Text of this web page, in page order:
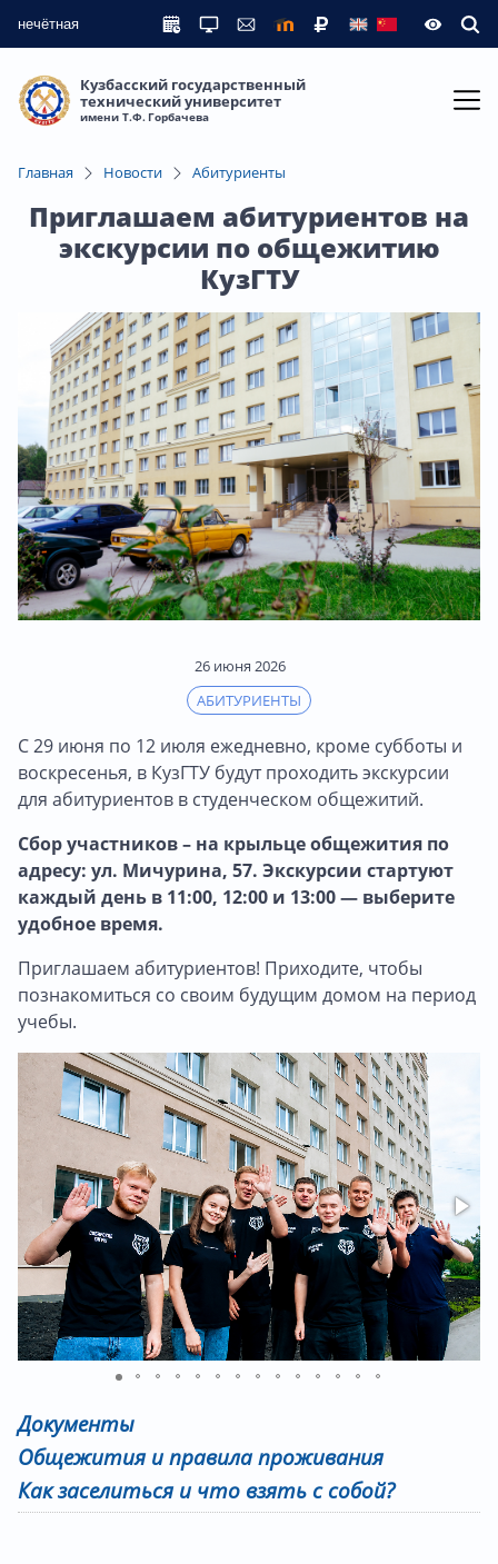
нечётная
Кузбасский государственный
технический университет
имени Т.Ф. Горбачева
Главная Новости Абитуриенты
Приглашаем абитуриентов на
экскурсии по общежитию
КузГТУ
26 июня 2026
АБИТУРИЕНТЫ
С 29 июня по 12 июля ежедневно, кроме субботы и
воскресенья, в КузГТУ будут проходить экскурсии
для абитуриентов в студенческом общежитий.
Сбор участников – на крыльце общежития по
адресу: ул. Мичурина, 57. Экскурсии стартуют
каждый день в 11:00, 12:00 и 13:00 — выберите
удобное время.
Приглашаем абитуриентов! Приходите, чтобы
познакомиться со своим будущим домом на период
учебы.
Документы
Общежития и правила проживания
Как заселиться и что взять с собой?